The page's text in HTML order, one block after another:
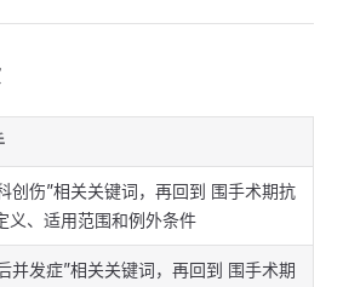
创伤”相关关键词，再回到 围手术期抗
义、适用范围和例外条件
并发症”相关关键词，再回到 围手术期